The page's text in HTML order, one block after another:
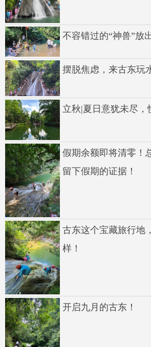
不容错过的“神兽”放
摆脱焦虑，来古东玩
立秋|夏日意犹未尽，
假期余额即将清零！
留下假期的证据！
古东这个宝藏旅行地
样！
开启九月的古东！